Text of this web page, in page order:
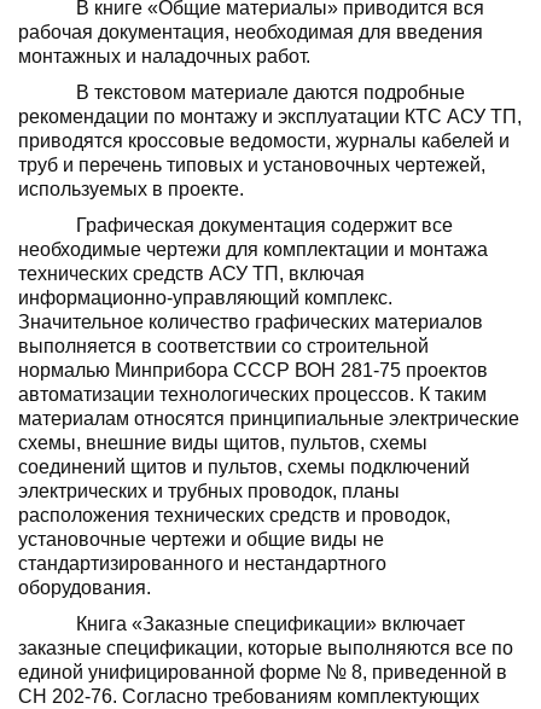
В книге «Общие материалы» приводится вся
рабочая документация, необходимая для введения
монтажных и наладочных работ.
В текстовом материале даются подробные
рекомендации по монтажу и эксплуатации КТС АСУ ТП,
приводятся кроссовые ведо­мости, журналы кабелей и
труб и перечень типовых и установочных чертежей,
исполь­зуемых в проекте.
Графическая документация содержит все
необходимые чертежи для комплектации и монтажа
технических средств АСУ ТП, включая
информационно-управляющий ком­плекс.
Значительное количество графических материалов
выполняется в соответствии со строительной
нормалью Минприбора СССР ВОН 281-75 проектов
автоматизации техноло­гических процессов. К таким
материалам от­носятся принципиальные электрические
схе­мы, внешние виды щитов, пультов, схемы
соединений щитов и пультов, схемы подклю­чений
электрических и трубных проводок, планы
расположения технических средств и проводок,
установочные чертежи и общие виды не
стандартизированного и нестандарт­ного
оборудования.
Книга «Заказные спецификации» вклю­чает
заказные спецификации, которые выпол­няются все по
единой унифицированной фор­ме № 8, приведенной в
СН 202-76. Согласно требованиям комплектующих